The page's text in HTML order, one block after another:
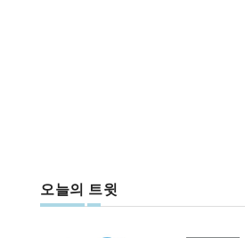
오늘의 트윗